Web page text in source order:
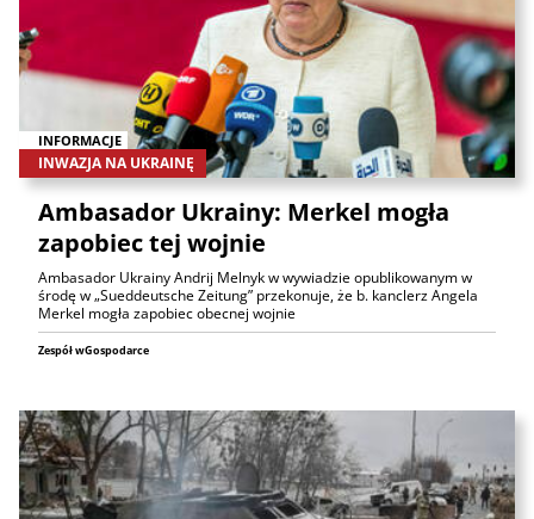
INFORMACJE
INWAZJA NA UKRAINĘ
Ambasador Ukrainy: Merkel mogła
zapobiec tej wojnie
Ambasador Ukrainy Andrij Melnyk w wywiadzie opublikowanym w
środę w „Sueddeutsche Zeitung” przekonuje, że b. kanclerz Angela
Merkel mogła zapobiec obecnej wojnie
Zespół wGospodarce